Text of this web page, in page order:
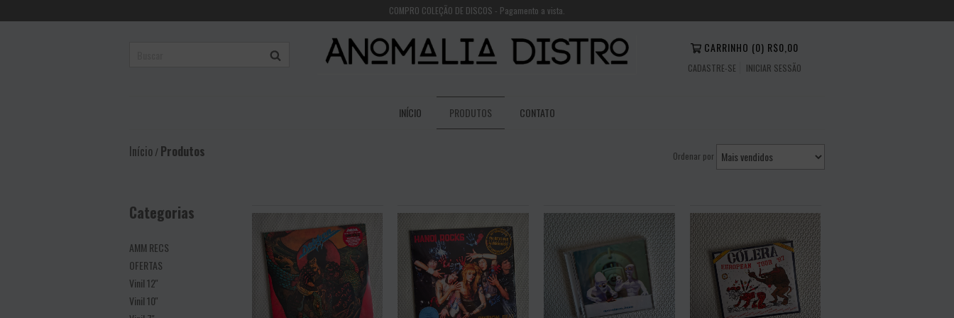
COMPRO COLEÇÃO DE DISCOS - Pagamento a vista.
CARRINHO (0) R$0,00
CADASTRE-SE INICIAR SESSÃO
INÍCIO PRODUTOS CONTATO
Início/Produtos Ordenar por
Categorias
AMM RECS
OFERTAS
Vinil 12''
Vinil 10''